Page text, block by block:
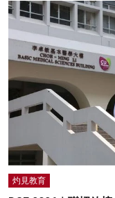
灼見教育